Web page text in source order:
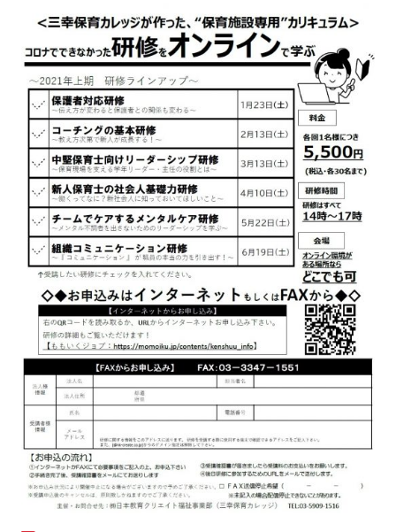
研修に関するお問い合わせ
03 - 5909 - 7770
受付時間：平日 9:00～17:45